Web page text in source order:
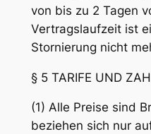
von bis zu 2 Tagen
Vertragslaufzeit ist
Stornierung nicht
§ 5 TARIFE UND
(1) Alle Preise sind
beziehen sich nur